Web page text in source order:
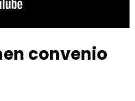
convenio